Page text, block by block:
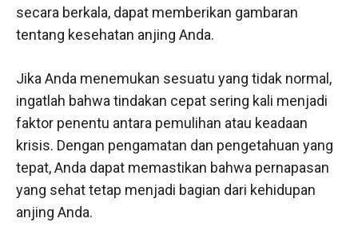
secara berkala, dapat memberikan gambaran
tentang kesehatan anjing Anda.
Jika Anda menemukan sesuatu yang tidak normal,
ingatlah bahwa tindakan cepat sering kali menjadi
faktor penentu antara pemulihan atau keadaan
krisis. Dengan pengamatan dan pengetahuan yang
tepat, Anda dapat memastikan bahwa pernapasan
yang sehat tetap menjadi bagian dari kehidupan
anjing Anda.